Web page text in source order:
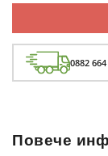
0882
Повече